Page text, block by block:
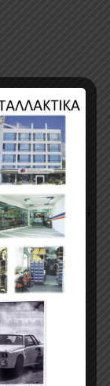
ΕΞΟΔΑ
7,5% ΕΩΣ
30%
ΕΞΟΦΛΗΣΗ
ΜΕ ΤΟ 60%
ΚΑΡΤΕΣ
ΤΡΑΠΕΖΙΚΟ